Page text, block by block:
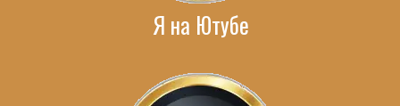
Я на Ютубе